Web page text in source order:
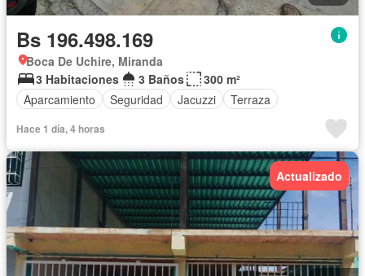
Bs 196.498.169
Boca De Uchire, Miranda
3 Habitaciones
3 Baños
300 m²
Aparcamiento
Seguridad Jacuzzi Terraza
Hace 1 día, 4 horas
Actualizado